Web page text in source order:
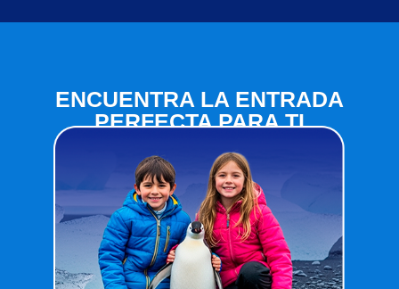
ENCUENTRA LA ENTRADA
PERFECTA PARA TI